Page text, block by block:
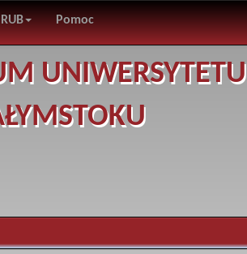
Pomoc
UNIWERSYTETU